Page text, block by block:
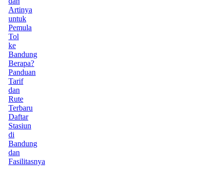
Artinya
untuk
Pemula
Tol
ke
Bandung
Berapa?
Panduan
Tarif
dan
Rute
Terbaru
Daftar
Stasiun
di
Bandung
dan
Fasilitasnya